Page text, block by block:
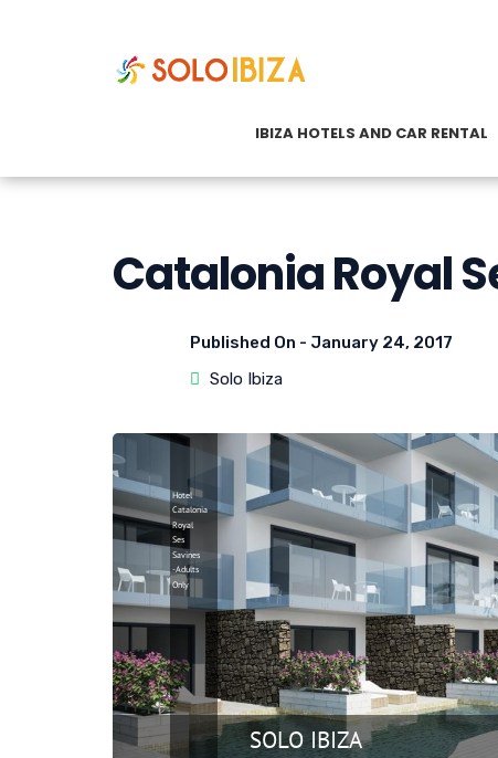
IBIZA HOTELS AND CAR RENTAL
Catalonia Royal
Published On - January 24, 2017
Solo Ibiza